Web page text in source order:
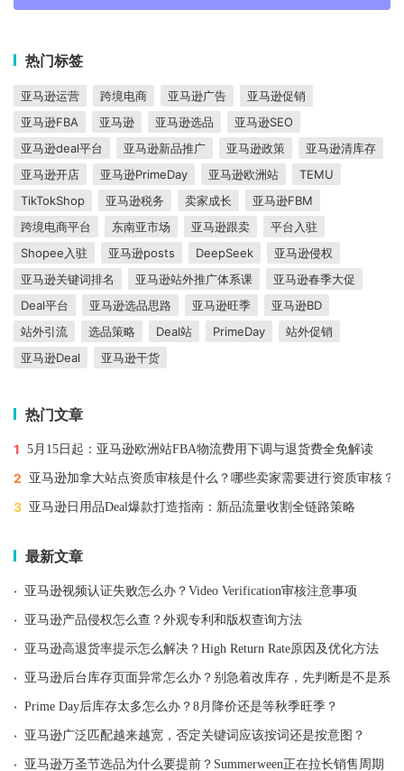
热门标签
亚马逊运营 跨境电商 亚马逊广告
亚马逊促销
亚马逊FBA
亚马逊 亚马逊选品
亚马逊SEO
亚马逊deal平台
亚马逊新品推广 亚马逊政策
亚马逊清库存
亚马逊开店
亚马逊PrimeDay 亚马逊欧洲站
TEMU
TikTokShop
亚马逊税务 卖家成长
亚马逊FBM
跨境电商平台
东南亚市场 亚马逊跟卖
平台入驻
Shopee入驻
亚马逊posts DeepSeek
亚马逊侵权
亚马逊关键词排名
亚马逊站外推广体系课
亚马逊春季大促
Deal平台
亚马逊选品思路 亚马逊旺季
亚马逊BD
站外引流
选品策略 Deal站 PrimeDay
站外促销
亚马逊Deal
亚马逊干货
热门文章
1 5月15日起：亚马逊欧洲站FBA物流费用下调与退货费全免解读
2 亚马逊加拿大站点资质审核是什么？哪些卖家需要进行资质审核？
3 亚马逊日用品Deal爆款打造指南：新品流量收割全链路策略
最新文章
· 亚马逊视频认证失败怎么办？Video Verification审核注意事项
· 亚马逊产品侵权怎么查？外观专利和版权查询方法
· 亚马逊高退货率提示怎么解决？High Return Rate原因及优化方法
· 亚马逊后台库存页面异常怎么办？别急着改库存，先判断是不是系
· Prime Day后库存太多怎么办？8月降价还是等秋季旺季？
· 亚马逊广泛匹配越来越宽，否定关键词应该按词还是按意图？
· 亚马逊万圣节选品为什么要提前？Summerween正在拉长销售周期